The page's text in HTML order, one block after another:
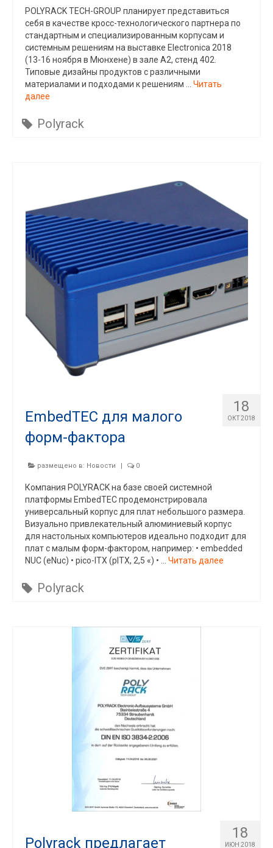
POLYRACK TECH-GROUP планирует представиться
себя в качестве кросс-технологического партнера по
стандартным и специализированным корпусам и
системным решениям на выставке Electronica 2018
(13-16 ноября в Мюнхене) в зале A2, стенд 402.
Типовые дизайны продуктов с различными
материалами и подходами к решениям … Читать
далее
Polyrack
18
ОКТ 2018
EmbedTEC для малого
форм-фактора
размещено в: Новости | 0
Компания POLYRACK на базе своей системной
платформы EmbedTEC продемонстрировала
универсальный корпус для плат небольшого размера.
Визуально привлекательный алюминиевый корпус
для настольных компьютеров идеально подходит для
плат с малым форм-фактором, например: • embedded
NUC (eNuc) • pico-ITX (pITX, 2,5 «) • … Читать далее
Polyrack
18
ИЮН 2018
Polyrack предлагает